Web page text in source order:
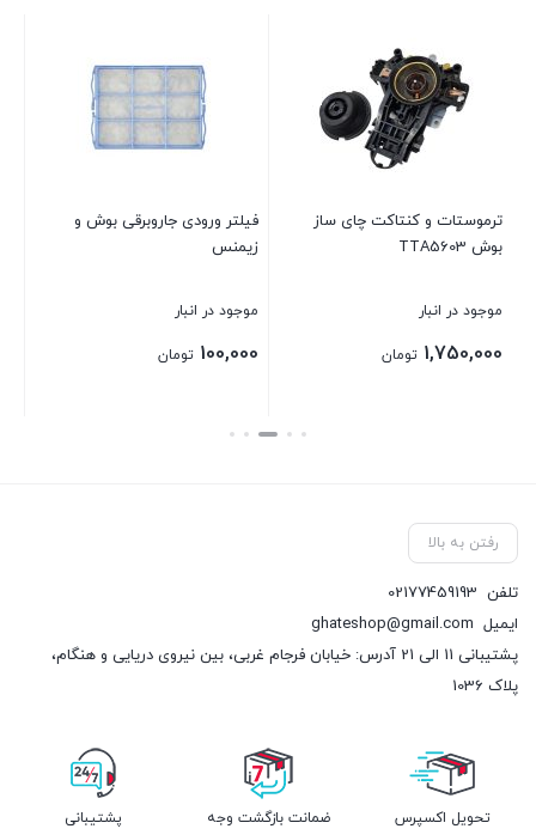
ترموستات و کنتاکت چای ساز
بوش TTA5603
موجود در انبار
1,750,000 تومان
فیلتر ورودی جاروبرقی بوش و
زیمنس
موجود در انبار
100,000 تومان
بستن
رفتن به بالا
تلفن 02177459193
ایمیل ghateshop@gmail.com
پشتیبانی 11 الی 21 آدرس: خیابان فرجام غربی، بین نیروی دریایی و هنگام،
پلاک 1036
تحویل اکسپرس ضمانت بازگشت وجه پشتیبانی